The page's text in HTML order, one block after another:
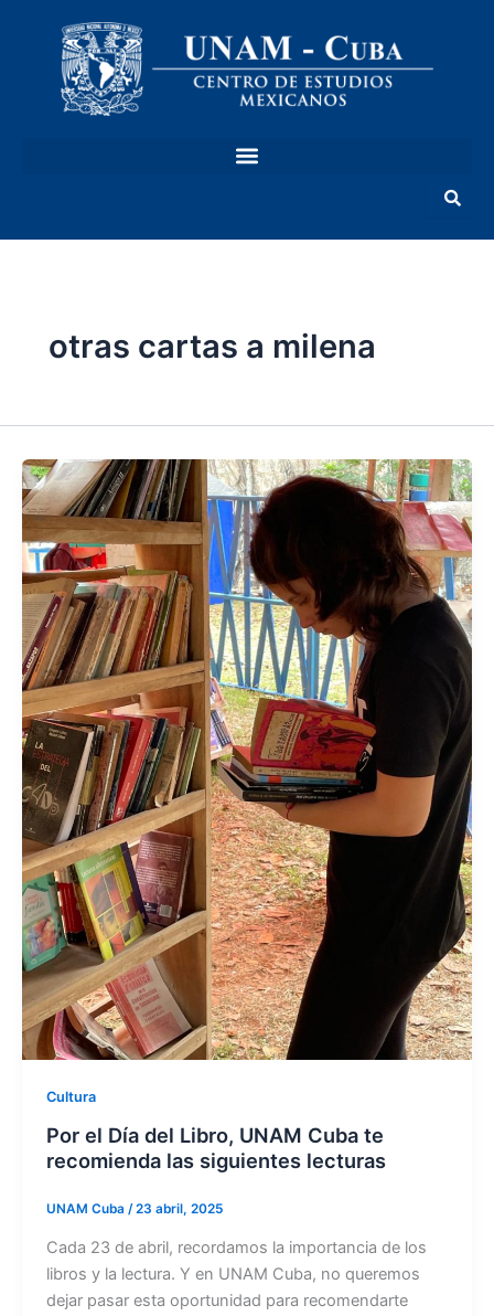
contenido
otras cartas a milena
Cultura
Por el Día del Libro, UNAM Cuba te
recomienda las siguientes lecturas
UNAM Cuba /23 abril, 2025
Cada 23 de abril, recordamos la importancia de los
libros y la lectura. Y en UNAM Cuba, no queremos
dejar pasar esta oportunidad para recomendarte